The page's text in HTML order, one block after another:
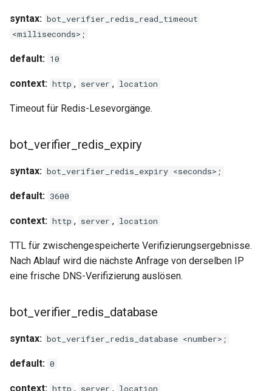
tags
template
test
timer
tlc
tsort
txid
upload
upstream
uuid
syntax: bot_verifier_redis_read_timeout
<milliseconds>;
default: 10
context: http , server , location
Timeout für Redis-Lesevorgänge.
bot_verifier_redis_expiry
syntax: bot_verifier_redis_expiry <seconds>;
default: 3600
context: http , server , location
TTL für zwischengespeicherte Verifizierungsergebnisse.
Nach Ablauf wird die nächste Anfrage von derselben IP
eine frische DNS-Verifizierung auslösen.
bot_verifier_redis_database
syntax: bot_verifier_redis_database <number>;
default: 0
context: http , server , location